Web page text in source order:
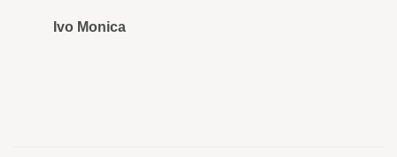
Ivo Monica